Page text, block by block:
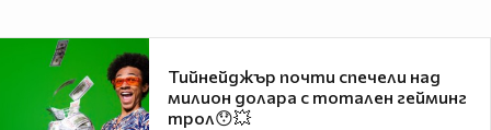
Тийнейджър почти спечели над
милион долара с тотален гейминг
трол😯💥